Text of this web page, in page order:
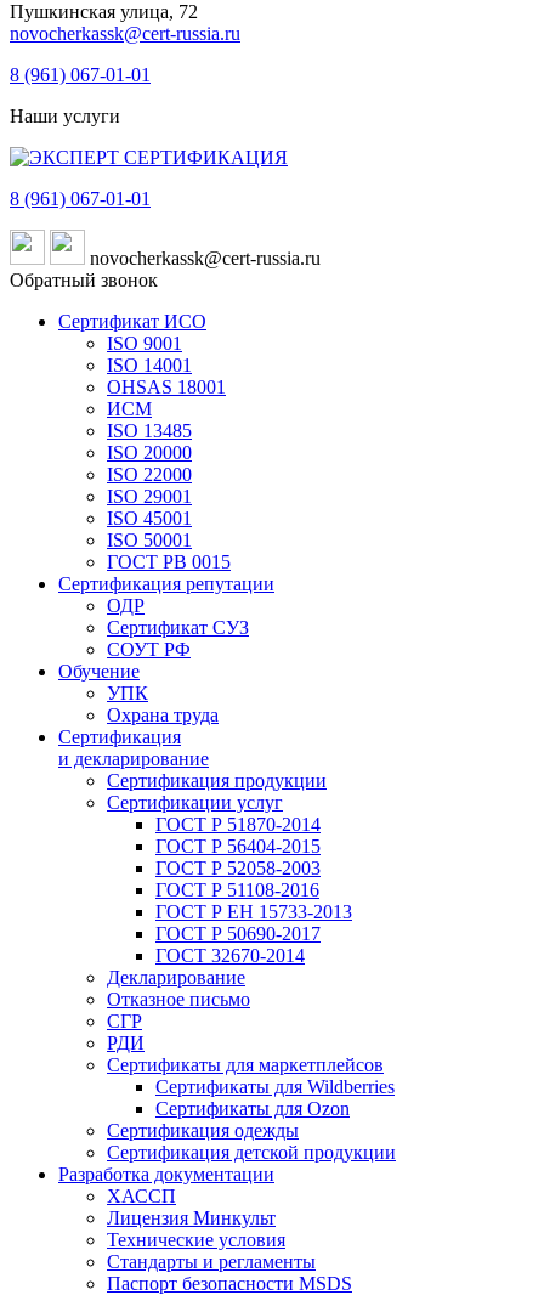
Пушкинская улица, 72
novocherkassk@cert-russia.ru
8 (961) 067-01-01
Наши услуги
8 (961) 067-01-01
novocherkassk@cert-russia.ru
Обратный звонок
Сертификат ИСО
ISO 9001
ISO 14001
OHSAS 18001
ИСМ
ISO 13485
ISO 20000
ISO 22000
ISO 29001
ISO 45001
ISO 50001
ГОСТ РВ 0015
Сертификация репутации
ОДР
Сертификат СУЗ
СОУТ РФ
Обучение
УПК
Охрана труда
Сертификация
и декларирование
Сертификация продукции
Сертификации услуг
ГОСТ Р 51870-2014
ГОСТ Р 56404-2015
ГОСТ Р 52058-2003
ГОСТ Р 51108-2016
ГОСТ Р ЕН 15733-2013
ГОСТ Р 50690-2017
ГОСТ 32670-2014
Декларирование
Отказное письмо
СГР
РДИ
Сертификаты для маркетплейсов
Сертификаты для Wildberries
Сертификаты для Ozon
Сертификация одежды
Сертификация детской продукции
Разработка документации
ХАССП
Лицензия Минкульт
Технические условия
Стандарты и регламенты
Паспорт безопасности MSDS